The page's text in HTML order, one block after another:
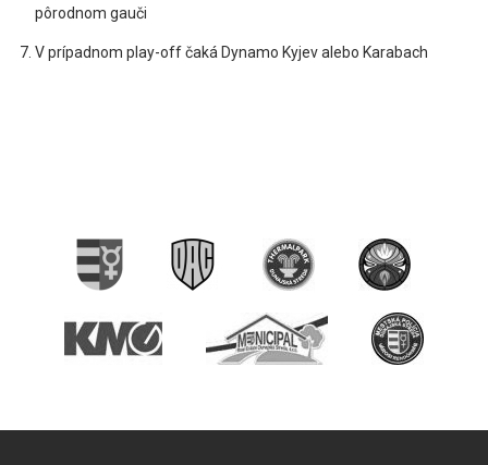
pôrodnom gauči
V prípadnom play-off čaká Dynamo Kyjev alebo Karabach